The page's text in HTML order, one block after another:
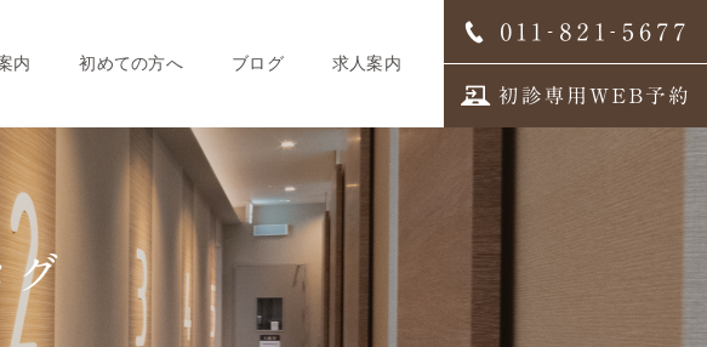
内
防治療
初めての方へ ブログ
スタッフブログ
求人案内
求人案内
歯科医師募集
歯科衛生士募集
歯科受付募集
グ